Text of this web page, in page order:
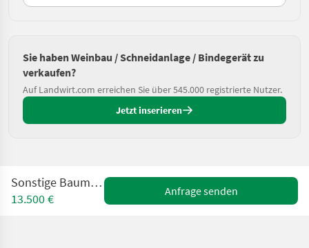
Sie haben Weinbau / Schneidanlage / Bindegerät zu
verkaufen?
Auf Landwirt.com erreichen Sie über 545.000 registrierte Nutzer.
Jetzt inserieren
Sonstige Baumschnittgerät
13.500 €
Anfrage senden